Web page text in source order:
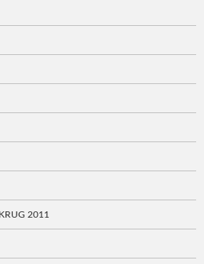
2011